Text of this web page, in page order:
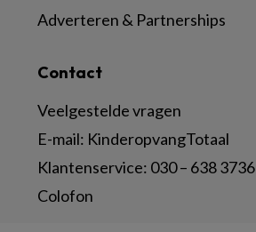
Contact
Veelgestelde vragen
E-mail: KinderopvangTotaal
Klantenservice: 030 – 638 3736
Colofon
Adverteren & Partnerships